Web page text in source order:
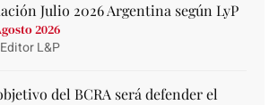
Julio 2026 Argentina según LyP
2026
L&P
del BCRA será defender el